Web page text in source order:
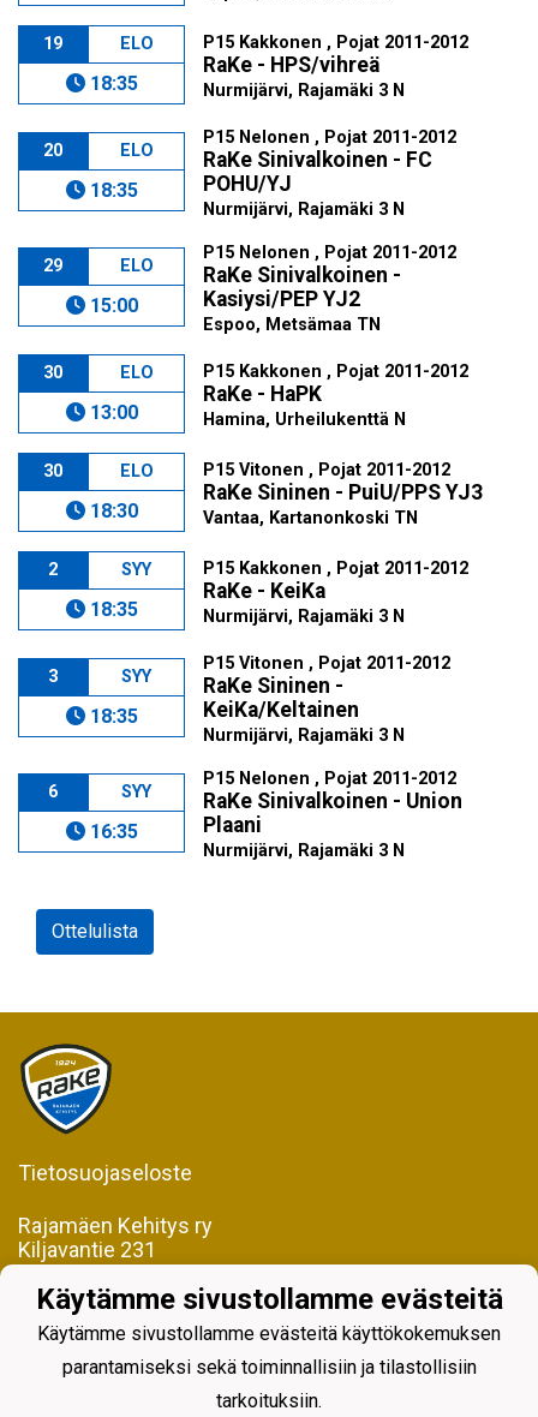
19 ELO
18:35
P15 Kakkonen , Pojat 2011-2012
RaKe - HPS/vihreä
Nurmijärvi, Rajamäki 3 N
20 ELO
18:35
P15 Nelonen , Pojat 2011-2012
RaKe Sinivalkoinen - FC
POHU/YJ
Nurmijärvi, Rajamäki 3 N
29 ELO
15:00
P15 Nelonen , Pojat 2011-2012
RaKe Sinivalkoinen -
Kasiysi/PEP YJ2
Espoo, Metsämaa TN
30 ELO
13:00
P15 Kakkonen , Pojat 2011-2012
RaKe - HaPK
Hamina, Urheilukenttä N
30 ELO
18:30
P15 Vitonen , Pojat 2011-2012
RaKe Sininen - PuiU/PPS YJ3
Vantaa, Kartanonkoski TN
2 SYY
18:35
P15 Kakkonen , Pojat 2011-2012
RaKe - KeiKa
Nurmijärvi, Rajamäki 3 N
3 SYY
18:35
P15 Vitonen , Pojat 2011-2012
RaKe Sininen -
KeiKa/Keltainen
Nurmijärvi, Rajamäki 3 N
6 SYY
16:35
P15 Nelonen , Pojat 2011-2012
RaKe Sinivalkoinen - Union
Plaani
Nurmijärvi, Rajamäki 3 N
Ottelulista
Tietosuojaseloste
Rajamäen Kehitys ry
Kiljavantie 231
Y-tunnus 0598128-2
Käytämme sivustollamme evästeitä
Käytämme sivustollamme evästeitä käyttökokemuksen
parantamiseksi sekä toiminnallisiin ja tilastollisiin
tarkoituksiin.